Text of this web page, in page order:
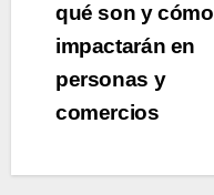
entradas
qué son y cómo
impactarán en
personas y
comercios